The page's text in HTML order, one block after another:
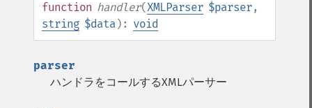
function handler(XMLParser $parser,
string $data): void
parser
ハンドラをコールするXMLパーサー